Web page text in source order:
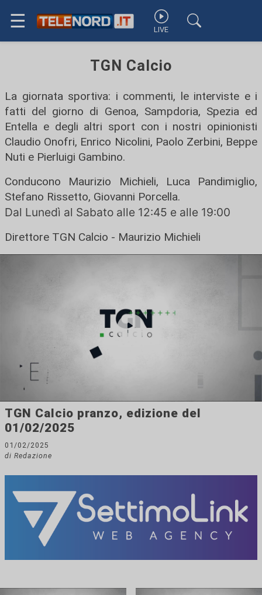
☰ LIVE
TGN Calcio
La giornata sportiva: i commenti, le interviste e i
fatti del giorno di Genoa, Sampdoria, Spezia ed
Entella e degli altri sport con i nostri opinionisti
Claudio Onofri, Enrico Nicolini, Paolo Zerbini, Beppe
Nuti e Pierluigi Gambino.
Conducono Maurizio Michieli, Luca Pandimiglio,
Stefano Rissetto, Giovanni Porcella.
Dal Lunedì al Sabato alle 12:45 e alle 19:00
Direttore TGN Calcio - Maurizio Michieli
TGN Calcio pranzo, edizione del
01/02/2025
01/02/2025
di Redazione